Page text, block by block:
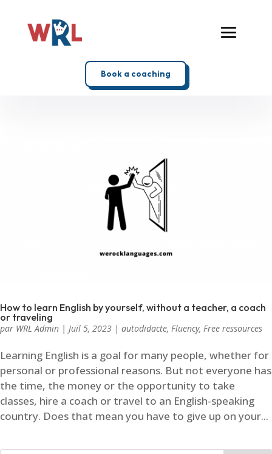
Book a coaching
How to learn English by yourself, without a teacher, a coach
or traveling
par WRL Admin | Juil 5, 2023 | autodidacte, Fluency, Free ressources
Learning English is a goal for many people, whether for
personal or professional reasons. But not everyone has
the time, the money or the opportunity to take
classes, hire a coach or travel to an English-speaking
country. Does that mean you have to give up on your...